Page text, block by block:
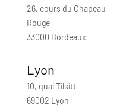
26, cours du Chapeau-
Rouge
33000 Bordeaux
Lyon
10, quai Tilsitt
69002 Lyon